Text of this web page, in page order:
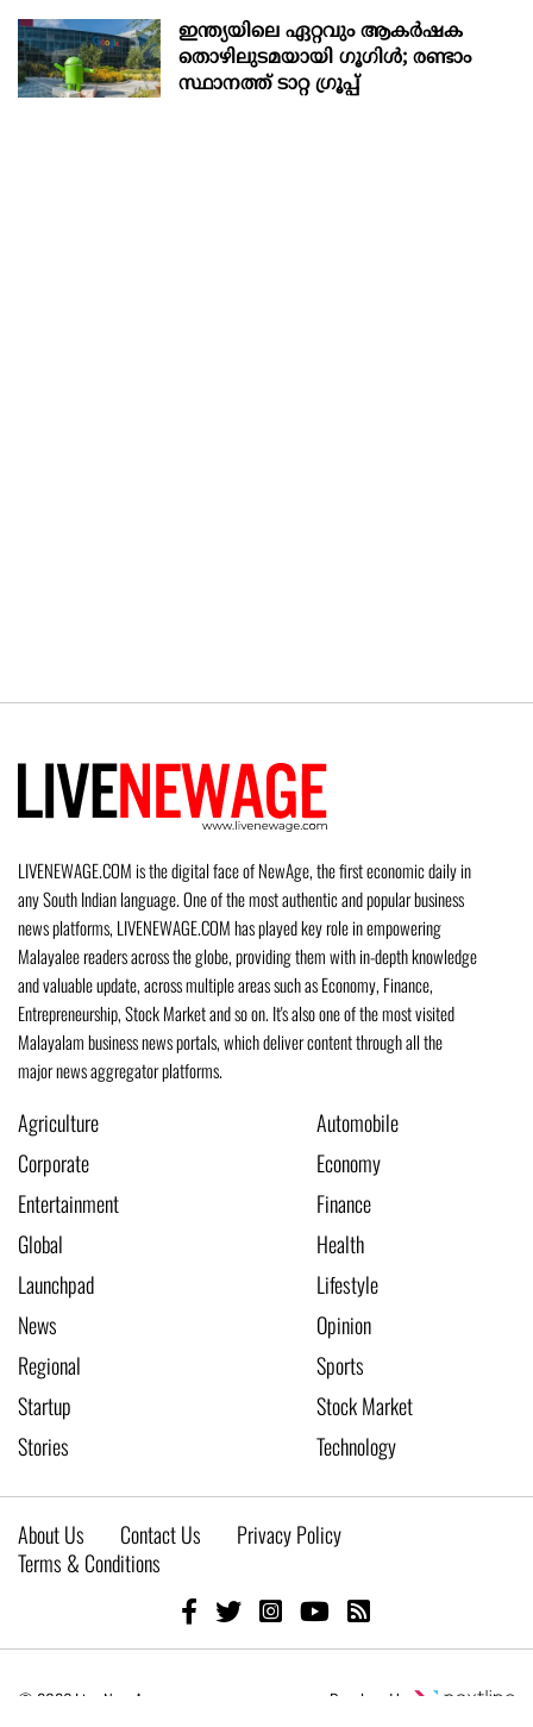
ഇന്ത്യയിലെ ഏറ്റവും ആകര്‍ഷക
തൊഴിലുടമയായി ഗൂഗിള്‍; രണ്ടാം
സ്ഥാനത്ത് ടാറ്റ ഗ്രൂപ്പ്
LIVENEWAGE.COM is the digital face of NewAge, the first economic daily in
any South Indian language. One of the most authentic and popular business
news platforms, LIVENEWAGE.COM has played key role in empowering
Malayalee readers across the globe, providing them with in-depth knowledge
and valuable update, across multiple areas such as Economy, Finance,
Entrepreneurship, Stock Market and so on. It's also one of the most visited
Malayalam business news portals, which deliver content through all the
major news aggregator platforms.
Agriculture
Automobile
Corporate
Economy
Entertainment
Finance
Global
Health
Launchpad
Lifestyle
News
Opinion
Regional
Sports
Startup
Stock Market
Stories
Technology
About Us Contact Us
Privacy Policy
Terms & Conditions
© 2026 Live New Age Developed by